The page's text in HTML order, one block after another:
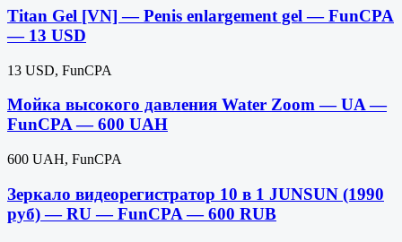
Titan Gel [VN] — Penis enlargement gel — FunCPA
— 13 USD
13 USD, FunCPA
Мойка высокого давления Water Zoom — UA —
FunCPA — 600 UAH
600 UAH, FunCPA
Зеркало видеорегистратор 10 в 1 JUNSUN (1990
руб) — RU — FunCPA — 600 RUB